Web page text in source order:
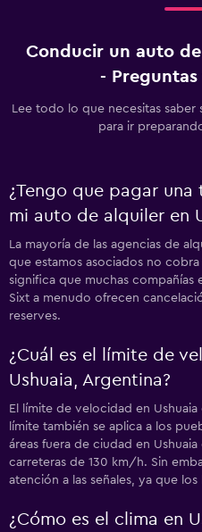
Conducir un auto
-
Lee todo lo que necesitas saber
para ir
¿Tengo que pagar
mi auto de alquiler en
La mayoría de las agencias de
que estamos asociados no
significa que muchas compañías
Sixt a menudo ofrecen
reserves.
¿Cuál es el límite de
Ushuaia, Argentina?
El límite de velocidad en
límite también se aplica a los
áreas fuera de ciudad en
carreteras de 130 km/h. Sin
atención a las señales, ya que
¿Cómo es el clima en